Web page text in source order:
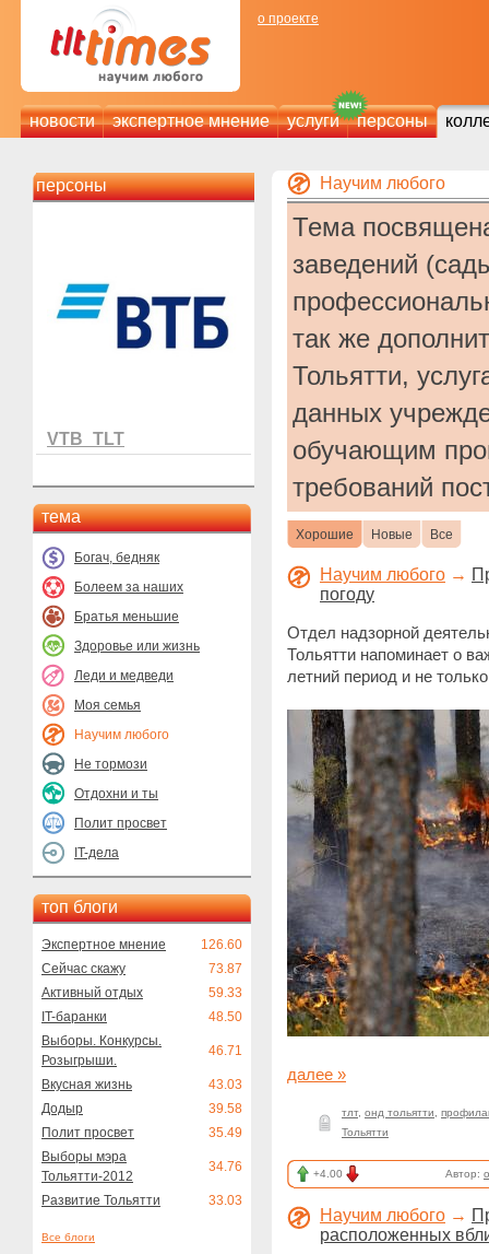
о проекте
новости экспертное мнение услуги персоны
персоны
VTB_TLT
тема
Богач, бедняк
Болеем за наших
Братья меньшие
Здоровье или жизнь
Леди и медведи
Моя семья
Научим любого
Не тормози
Отдохни и ты
Полит просвет
IT-дела
топ блоги
Экспертное мнение
126.60
Сейчас скажу
73.87
Активный отдых
59.33
IT-баранки
48.50
Выборы. Конкурсы.
Розыгрыши.
46.71
Вкусная жизнь
43.03
Додыр
39.58
Полит просвет
35.49
Выборы мэра
Тольятти-2012
34.76
Развитие Тольятти 33.03
Все блоги
Научим любого
Тема
заведений
так же
Тольятти,
данных
обучающим
требований
Хорошие Новые Все
Научим любого →
погоду
Отдел надзорной
Тольятти напоминает о
летний период и не
далее »
тлт, онд тольятти
Тольятти
+4.00 Автор:
Научим любого →
расположенных